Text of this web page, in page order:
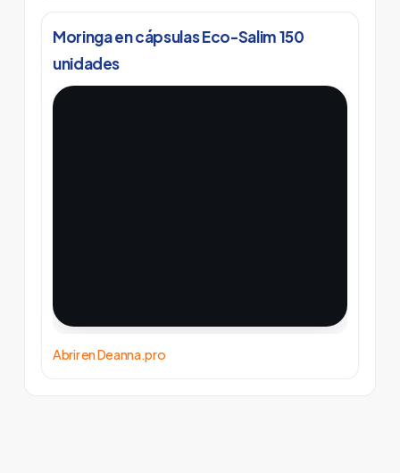
Moringa en cápsulas Eco-Salim 150
unidades
Abrir en Deanna.pro